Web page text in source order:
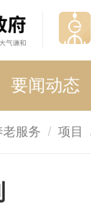
要闻动态
服务 项目